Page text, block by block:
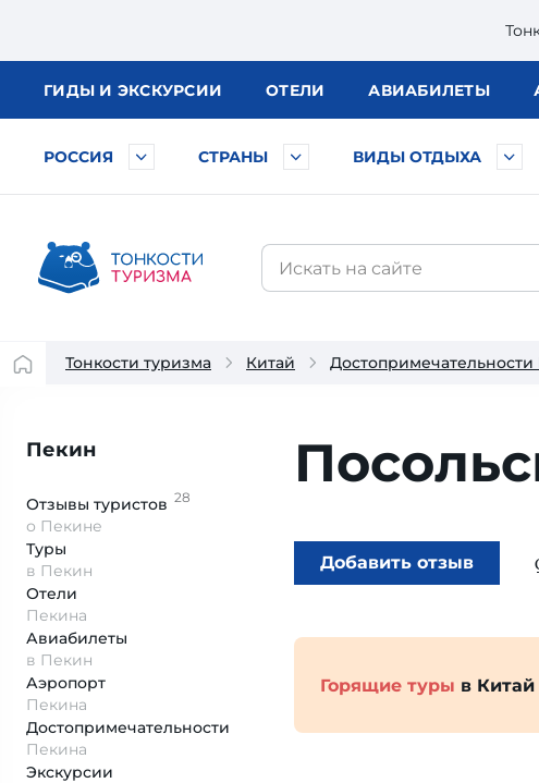
ГИДЫ И ЭКСКУРСИИ ОТЕЛИ АВИАБИЛЕТЫ
РОССИЯ СТРАНЫ ВИДЫ ОТДЫХА
Тонкости туризма Китай Достопримечательности
Пекин
Отзывы туристов 28
о Пекине
Туры
в Пекин
Отели
Пекина
Авиабилеты
в Пекин
Аэропорт
Пекина
Достопримеча­тельности
Пекина
Экскурсии
Добавить отзыв
Горящие туры в Китай